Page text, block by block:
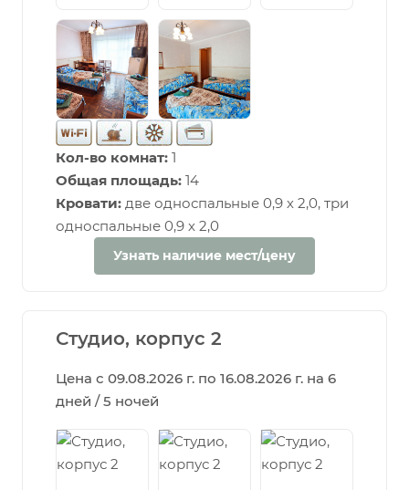
Кол-во комнат: 1
Общая площадь: 14
Кровати: две односпальные 0,9 х 2,0, три
односпальные 0,9 х 2,0
Узнать наличие мест/цену
Студио, корпус 2
Цена с 09.08.2026 г. по 16.08.2026 г. на 6
дней / 5 ночей